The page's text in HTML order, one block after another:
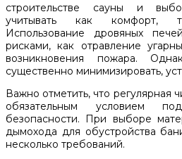
строительстве сауны и
учитывать как комфорт,
Использование дровяных
рисками, как отравление
возникновения пожара.
существенно минимизировать,
Важно отметить, что регулярная
обязательным условием
безопасности. При выборе
дымохода для обустройства
несколько требований.